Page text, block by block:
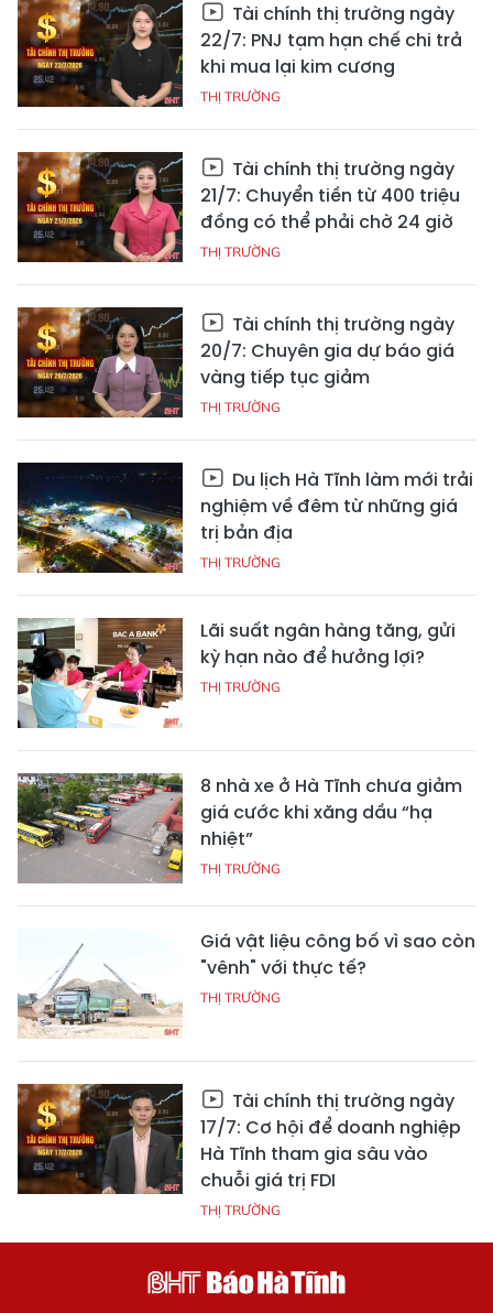
Tài chính thị trường ngày
22/7: PNJ tạm hạn chế chi trả
khi mua lại kim cương
THỊ TRƯỜNG
Tài chính thị trường ngày
21/7: Chuyển tiền từ 400 triệu
đồng có thể phải chờ 24 giờ
THỊ TRƯỜNG
Tài chính thị trường ngày
20/7: Chuyên gia dự báo giá
vàng tiếp tục giảm
THỊ TRƯỜNG
Du lịch Hà Tĩnh làm mới trải
nghiệm về đêm từ những giá
trị bản địa
THỊ TRƯỜNG
Lãi suất ngân hàng tăng, gửi
kỳ hạn nào để hưởng lợi?
THỊ TRƯỜNG
8 nhà xe ở Hà Tĩnh chưa giảm
giá cước khi xăng dầu “hạ
nhiệt”
THỊ TRƯỜNG
Giá vật liệu công bố vì sao còn
"vênh" với thực tế?
THỊ TRƯỜNG
Tài chính thị trường ngày
17/7: Cơ hội để doanh nghiệp
Hà Tĩnh tham gia sâu vào
chuỗi giá trị FDI
THỊ TRƯỜNG